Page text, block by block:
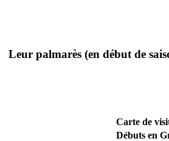
Leur palmarès (en début de
Carte de
Débuts en